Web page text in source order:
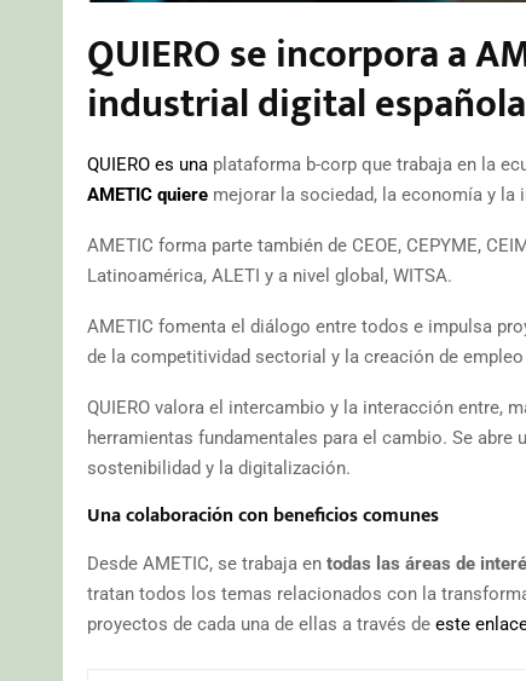
QUIERO se incorpora a
industrial digital española
QUIERO es una plataforma b-corp que trabaja en la
AMETIC quiere mejorar la sociedad, la economía y la
AMETIC forma parte también de CEOE, CEPYME,
Latinoamérica, ALETI y a nivel global, WITSA.
AMETIC fomenta el diálogo entre todos e impulsa
de la competitividad sectorial y la creación de
QUIERO valora el intercambio y la interacción entre,
herramientas fundamentales para el cambio. Se
sostenibilidad y la digitalización.
Una colaboración con beneficios comunes
Desde AMETIC, se trabaja en todas las áreas de
tratan todos los temas relacionados con la
proyectos de cada una de ellas a través de este